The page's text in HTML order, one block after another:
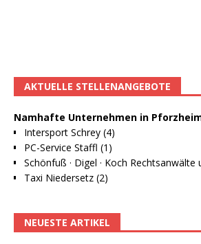
AKTUELLE STELLENANGEBOTE
Namhafte Unternehmen in
Intersport Schrey (4)
PC-Service Staffl (1)
Schönfuß · Digel · Koch
Taxi Niedersetz (2)
NEUESTE ARTIKEL